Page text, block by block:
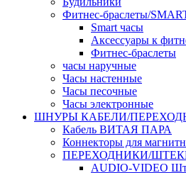
Фитнес-браслеты/
Smart часы
Аксессуары к
Фитнес-браслеты
часы наручные
Часы настенные
Часы песочные
Часы электронные
ШНУРЫ КАБЕЛИ/
Кабель ВИТАЯ ПАРА
Коннекторы для
ПЕРЕХОДНИКИ/
AUDIO-VIDEO